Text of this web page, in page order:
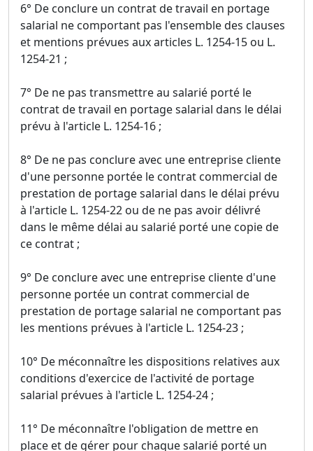
6° De conclure un contrat de travail en portage
salarial ne comportant pas l'ensemble des clauses
et mentions prévues aux articles L. 1254-15 ou L.
1254-21 ;
7° De ne pas transmettre au salarié porté le
contrat de travail en portage salarial dans le délai
prévu à l'article L. 1254-16 ;
8° De ne pas conclure avec une entreprise cliente
d'une personne portée le contrat commercial de
prestation de portage salarial dans le délai prévu
à l'article L. 1254-22 ou de ne pas avoir délivré
dans le même délai au salarié porté une copie de
ce contrat ;
9° De conclure avec une entreprise cliente d'une
personne portée un contrat commercial de
prestation de portage salarial ne comportant pas
les mentions prévues à l'article L. 1254-23 ;
10° De méconnaître les dispositions relatives aux
conditions d'exercice de l'activité de portage
salarial prévues à l'article L. 1254-24 ;
11° De méconnaître l'obligation de mettre en
place et de gérer pour chaque salarié porté un